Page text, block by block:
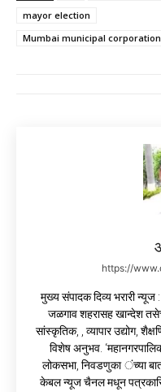
mayor election
Mumbai municipal
https://
मुख्य संपादक दिव्य भरारी न्यूज :
जळगाव शहरासह खान्देश
सांस्कृतिक, , व्यापार उद्योग,
विशेष अनुभव.
लोकसभा, निवडणुका ंच्या
केबल न्यूज चैनल मधून